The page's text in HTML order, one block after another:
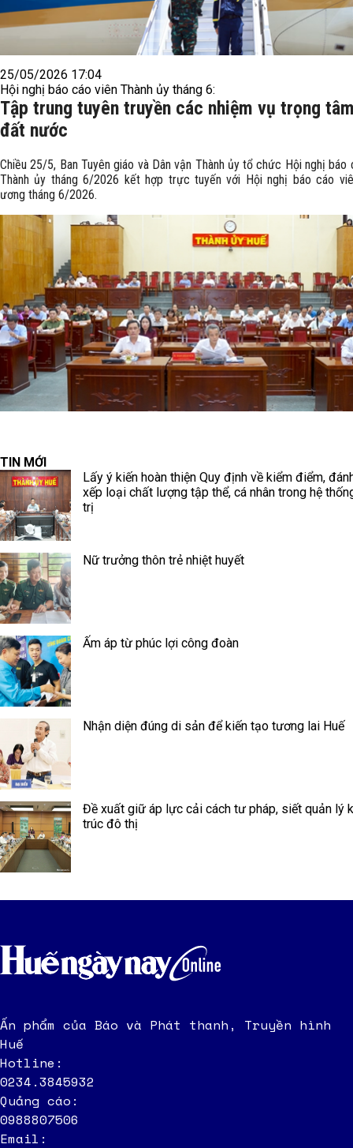
25/05/2026 17:04
Hội nghị báo cáo viên Thành ủy tháng 6:
Tập trung tuyên truyền các nhiệm vụ trọng
đất nước
Chiều 25/5, Ban Tuyên giáo và Dân vận Thành ủy tổ chức Hội nghị báo
Thành ủy tháng 6/2026 kết hợp trực tuyến với Hội nghị báo cáo
ương tháng 6/2026.
TIN MỚI
Lấy ý kiến hoàn thiện Quy định về kiểm điểm,
xếp loại chất lượng tập thể, cá nhân trong hệ
trị
Nữ trưởng thôn trẻ nhiệt huyết
Ấm áp từ phúc lợi công đoàn
Nhận diện đúng di sản để kiến tạo tương lai Huế
Đề xuất giữ áp lực cải cách tư pháp, siết quản lý
trúc đô thị
Ấn phẩm của Báo và Phát thanh, Truyền hình
Huế
Hotline:
0234.3845932
Quảng cáo:
0988807506
Email: